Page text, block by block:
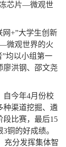
芯片—微观世
网+”大学生创新
微观世界的火
”均以小组第一
廖洪钢、邵文尧
自今年4月份校
种渠道挖掘、遴
段比赛，最后15
3铜的好成绩。
充分发挥集体智